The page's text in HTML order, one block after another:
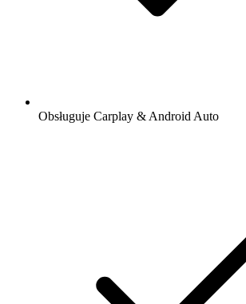
Obsługuje Carplay & Android Auto